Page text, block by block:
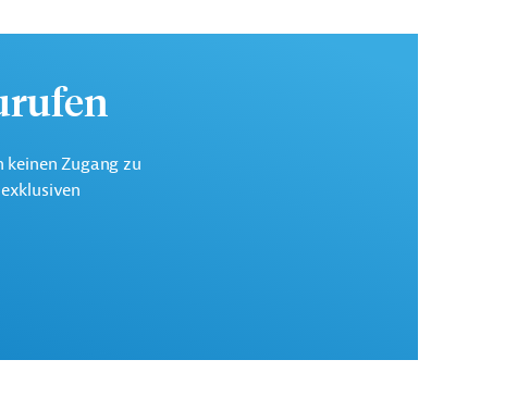
keinen Zugang zu